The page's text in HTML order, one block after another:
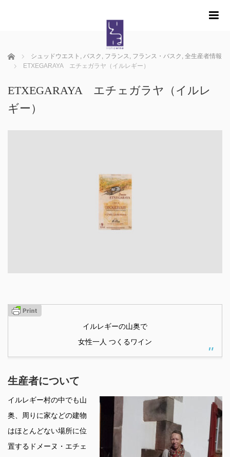
ホーム シュッドウエスト , バスク , フランス, フランス・バスク , 全生産者情報
ETXEGARAYA エチェガラヤ（イルレギー）
ETXEGARAYA エチェガラヤ（イルレ
ギー）
イルレギーの山奥で
女性一人 つくるワイン
生産者について
イルレギー村の中でも山
奥、周りに家などの建物
はほとんどない場所に位
置するドメーヌ・エチェ